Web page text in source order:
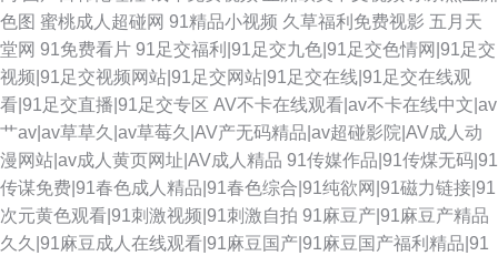
色图 蜜桃成人超碰网 91精品小视频 久草福利免费视影 五月天
堂网 91免费看片 91足交福利|91足交九色|91足交色情网|91足交
视频|91足交视频网站|91足交网站|91足交在线|91足交在线观
看|91足交直播|91足交专区 AV不卡在线观看|av不卡在线中文|av
艹av|av草草久|av草莓久|AV产无码精品|av超碰影院|AV成人动
漫网站|av成人黄页网址|AV成人精品 91传媒作品|91传煤无码|91
传谋免费|91春色成人精品|91春色综合|91纯欲网|91磁力链接|91
次元黄色观看|91刺激视频|91刺激自拍 91麻豆产|91麻豆产精品
久久|91麻豆成人在线观看|91麻豆国产|91麻豆国产福利精品|91